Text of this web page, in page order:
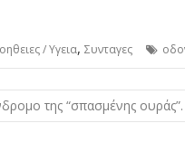
/ Υγεια, Συνταγες
της “σπασμένης ουράς”.